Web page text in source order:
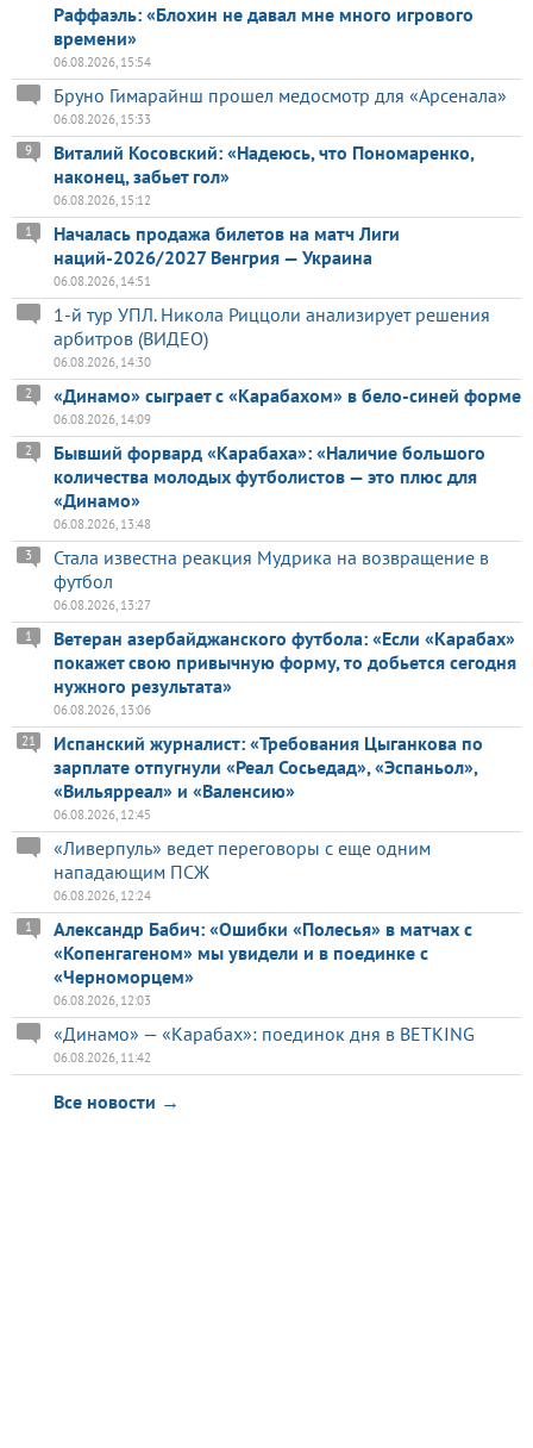
Раффаэль: «Блохин не давал мне много игрового
времени»
06.08.2026, 15:54
Бруно Гимарайнш прошел медосмотр для «Арсенала»
06.08.2026, 15:33
Виталий Косовский: «Надеюсь, что Пономаренко,
наконец, забьет гол»
9
06.08.2026, 15:12
Началась продажа билетов на матч Лиги
наций-2026/2027 Венгрия — Украина
1
06.08.2026, 14:51
1-й тур УПЛ. Никола Риццоли анализирует решения
арбитров (ВИДЕО)
06.08.2026, 14:30
«Динамо» сыграет с «Карабахом» в бело-синей форме
2
06.08.2026, 14:09
Бывший форвард «Карабаха»: «Наличие большого
количества молодых футболистов — это плюс для
«Динамо»
2
06.08.2026, 13:48
Стала известна реакция Мудрика на возвращение в
футбол
3
06.08.2026, 13:27
Ветеран азербайджанского футбола: «Если «Карабах»
покажет свою привычную форму, то добьется сегодня
нужного результата»
1
06.08.2026, 13:06
Испанский журналист: «Требования Цыганкова по
зарплате отпугнули «Реал Сосьедад», «Эспаньол»,
«Вильярреал» и «Валенсию»
21
06.08.2026, 12:45
«Ливерпуль» ведет переговоры с еще одним
нападающим ПСЖ
06.08.2026, 12:24
Александр Бабич: «Ошибки «Полесья» в матчах с
«Копенгагеном» мы увидели и в поединке с
«Черноморцем»
1
06.08.2026, 12:03
«Динамо» — «Карабах»: поединок дня в BETKING
06.08.2026, 11:42
Все новости →